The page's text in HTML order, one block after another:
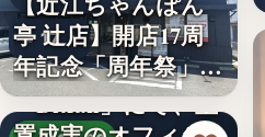
17
亭 辻店】開店17周
年記念「周年祭」開
催…
「Bitfan」にて、玉